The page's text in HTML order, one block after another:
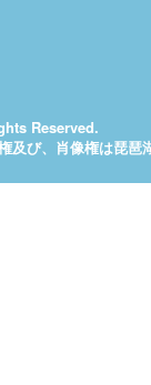
Reserved.
及び、肖像権は琵